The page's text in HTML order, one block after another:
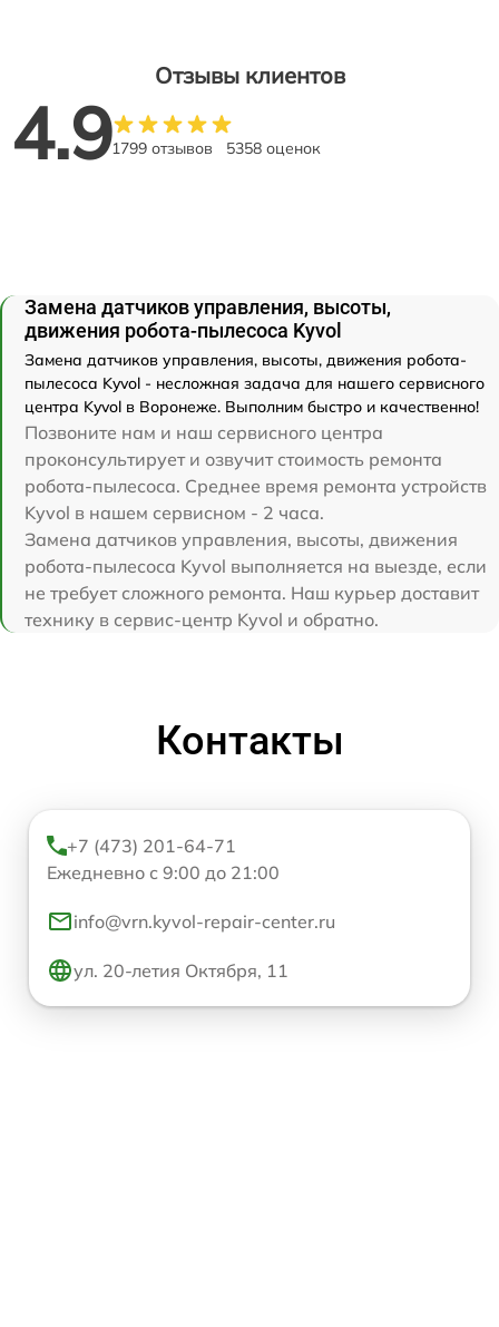
Отзывы клиентов
4.91799 отзывов 5358 оценок
Замена датчиков управления, высоты,
движения робота-пылесоса Kyvol
Замена датчиков управления, высоты, движения робота-
пылесоса Kyvol - несложная задача для нашего сервисного
центра Kyvol в Воронеже. Выполним быстро и качественно!
Позвоните нам и наш сервисного центра
проконсультирует и озвучит стоимость ремонта
робота-пылесоса. Среднее время ремонта устройств
Kyvol в нашем сервисном - 2 часа.
Замена датчиков управления, высоты, движения
робота-пылесоса Kyvol выполняется на выезде, если
не требует сложного ремонта. Наш курьер доставит
технику в сервис-центр Kyvol и обратно.
Контакты
+7 (473) 201-64-71
Ежедневно с 9:00 до 21:00
info@vrn.kyvol-repair-center.ru
ул. 20-летия Октября, 11